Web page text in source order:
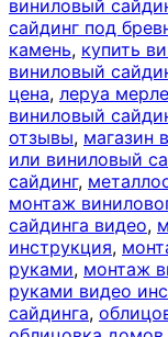
виниловый
сайдинг под
камень, купить
виниловый
цена, леруа
виниловый
отзывы, магазин
или виниловый
сайдинг,
монтаж
сайдинга видео,
инструкция,
руками, монтаж
руками видео
сайдинга,